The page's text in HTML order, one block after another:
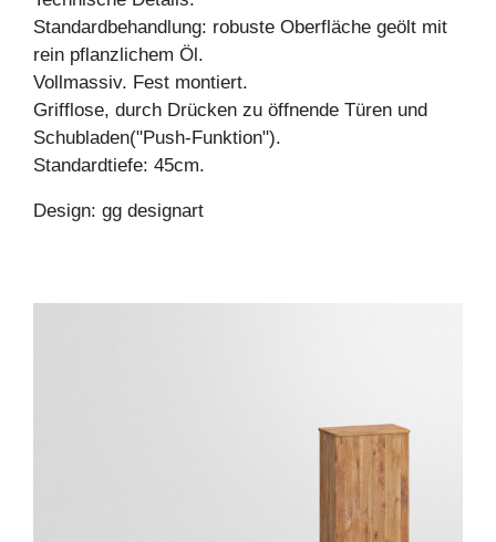
Standardbehandlung: robuste Oberfläche geölt mit
rein pflanzlichem Öl.
Vollmassiv. Fest montiert.
Grifflose, durch Drücken zu öffnende Türen und
Schubladen("Push-Funktion").
Standardtiefe: 45cm.
Design: gg designart